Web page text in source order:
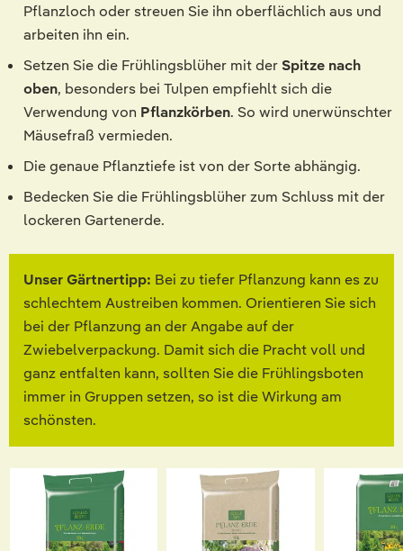
Pflanzloch oder streuen Sie ihn oberflächlich aus und
arbeiten ihn ein.
Setzen Sie die Frühlingsblüher mit derSpitze nach
oben, besonders bei Tulpen empfiehlt sich die
Verwendung von Pflanzkörben. So wird unerwünschter
Mäusefraß vermieden.
Die genaue Pflanztiefe ist von der Sorte abhängig.
Bedecken Sie die Frühlingsblüher zum Schluss mit der
lockeren Gartenerde.
Unser Gärtnertipp: Bei zu tiefer Pflanzung kann es zu
schlechtem Austreiben kommen. Orientieren Sie sich
bei der Pflanzung an der Angabe auf der
Zwiebelverpackung. Damit sich die Pracht voll und
ganz entfalten kann, sollten Sie die Frühlingsboten
immer in Gruppen setzen, so ist die Wirkung am
schönsten.